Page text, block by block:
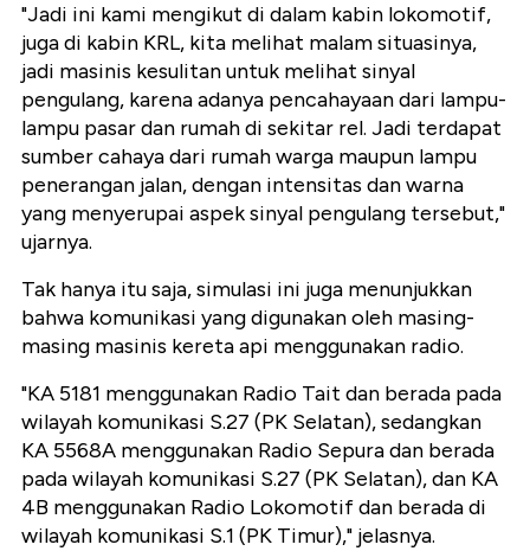
"Jadi ini kami mengikut di dalam kabin lokomotif,
juga di kabin KRL, kita melihat malam situasinya,
jadi masinis kesulitan untuk melihat sinyal
pengulang, karena adanya pencahayaan dari lampu-
lampu pasar dan rumah di sekitar rel. Jadi terdapat
sumber cahaya dari rumah warga maupun lampu
penerangan jalan, dengan intensitas dan warna
yang menyerupai aspek sinyal pengulang tersebut,"
ujarnya.
Tak hanya itu saja, simulasi ini juga menunjukkan
bahwa komunikasi yang digunakan oleh masing-
masing masinis kereta api menggunakan radio.
"KA 5181 menggunakan Radio Tait dan berada pada
wilayah komunikasi S.27 (PK Selatan), sedangkan
KA 5568A menggunakan Radio Sepura dan berada
pada wilayah komunikasi S.27 (PK Selatan), dan KA
4B menggunakan Radio Lokomotif dan berada di
wilayah komunikasi S.1 (PK Timur)," jelasnya.